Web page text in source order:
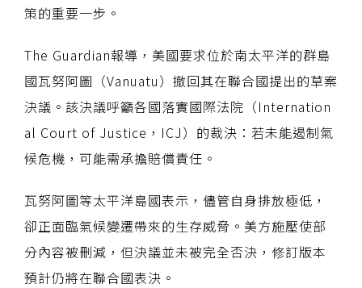
策的重要一步。
The Guardian報導，美國要求位於南太平洋的群島
國瓦努阿圖（Vanuatu）撤回其在聯合國提出的草案
決議。該決議呼籲各國落實國際法院（Internation
al Court of Justice，ICJ）的裁決：若未能遏制氣
候危機，可能需承擔賠償責任。
瓦努阿圖等太平洋島國表示，儘管自身排放極低，
卻正面臨氣候變遷帶來的生存威脅。美方施壓使部
分內容被刪減，但決議並未被完全否決，修訂版本
預計仍將在聯合國表決。